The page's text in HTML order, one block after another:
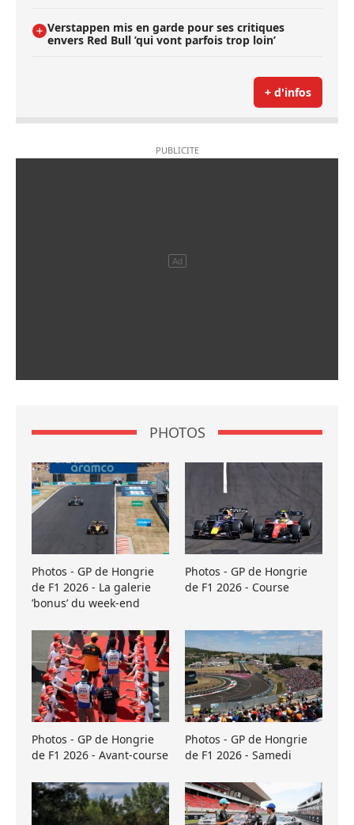
Verstappen mis en garde pour ses critiques
envers Red Bull ’qui vont parfois trop loin’
+ d'infos
PHOTOS
Photos - GP de Hongrie
de F1 2026 - La galerie
’bonus’ du week-end
Photos - GP de Hongrie
de F1 2026 - Course
Photos - GP de Hongrie
de F1 2026 - Avant-course
Photos - GP de Hongrie
de F1 2026 - Samedi